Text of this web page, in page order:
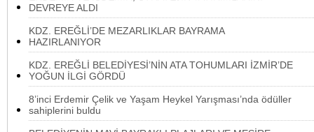
DEVREYE ALDI
KDZ. EREĞLİ’DE MEZARLIKLAR BAYRAMA
HAZIRLANIYOR
KDZ. EREĞLİ BELEDİYESİ’NİN ATA TOHUMLARI İZMİR’DE
YOĞUN İLGİ GÖRDÜ
8’inci Erdemir Çelik ve Yaşam Heykel Yarışması’nda ödüller
sahiplerini buldu